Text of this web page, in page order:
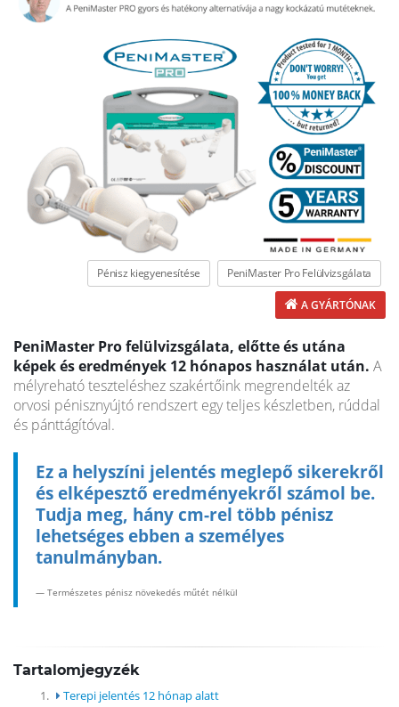
Pénisz kiegyenesítése PeniMaster Pro Felülvizsgálata
A GYÁRTÓNAK
PeniMaster Pro felülvizsgálata, előtte és utána
képek és eredmények 12 hónapos használat után. A
mélyreható teszteléshez szakértőink megrendelték az
orvosi pénisznyújtó rendszert egy teljes készletben, rúddal
és pánttágítóval.
Ez a helyszíni jelentés meglepő sikerekről
és elképesztő eredményekről számol be.
Tudja meg, hány cm-rel több pénisz
lehetséges ebben a személyes
tanulmányban.
— Természetes pénisz növekedés műtét nélkül
Tartalomjegyzék
1.
Terepi jelentés 12 hónap alatt